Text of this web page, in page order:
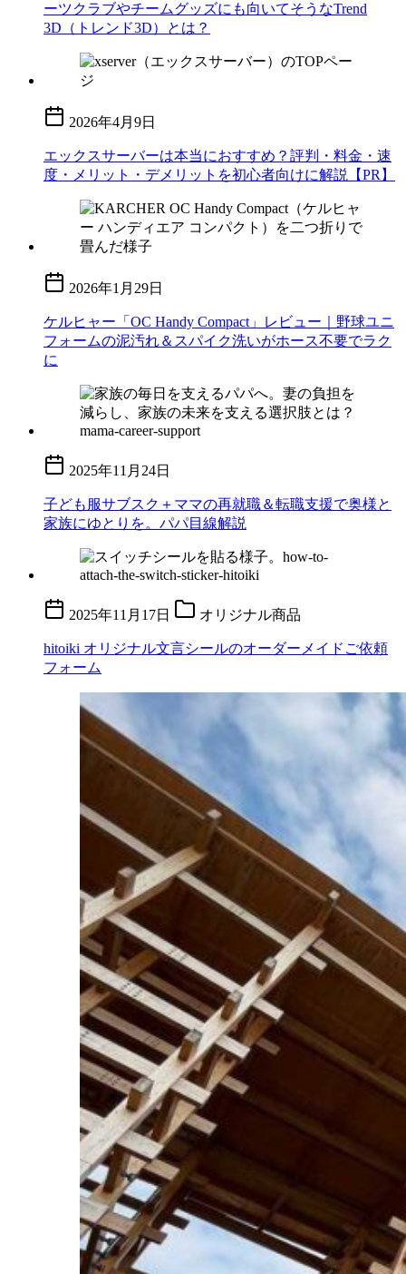
ーツクラブやチームグッズにも向いてそうなTrend
3D（トレンド3D）とは？
2026年4月9日
エックスサーバーは本当におすすめ？評判・料金・速
度・メリット・デメリットを初心者向けに解説【PR】
2026年1月29日
ケルヒャー「OC Handy Compact」レビュー｜野球ユニ
フォームの泥汚れ＆スパイク洗いがホース不要でラク
に
2025年11月24日
子ども服サブスク＋ママの再就職＆転職支援で奥様と
家族にゆとりを。パパ目線解説
2025年11月17日 オリジナル商品
hitoiki オリジナル文言シールのオーダーメイドご依頼
フォーム